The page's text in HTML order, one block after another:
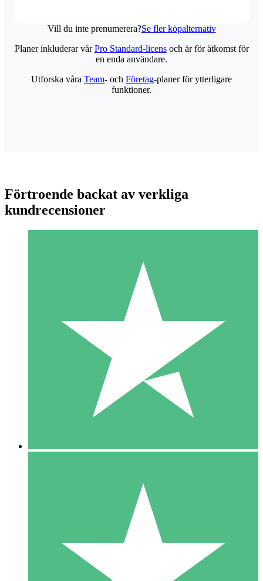
Vill du inte prenumerera?Se fler köpalternativ
Individuella Kreditpaket
Betala per användning med nedladdningskrediter. Inget
1 Nedladdningar
10 00
10 Nedladdningar
20 00
Planer inkluderar vårPro Standard-licensoch är för åtkomst för
en enda användare.
Utforska våra Team- och Företag-planer för ytterligare
funktioner.
Förtroende backat av verkliga
kundrecensioner